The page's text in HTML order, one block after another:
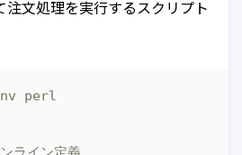
注文処理を実行するスクリプト
perl